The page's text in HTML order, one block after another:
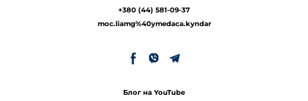
+380 (44) 581-09-37
moc.liamg%40ymedaca.kyndar
Блог на YouTube